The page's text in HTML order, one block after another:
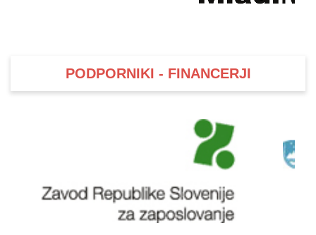
PODPORNIKI - FINANCERJI